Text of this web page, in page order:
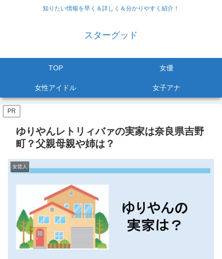
知りたい情報を早く＆詳しく＆分かりやすく紹介！
スターグッド
TOP 女優
女性アイドル 女子アナ
PR
ゆりやんレトリィバァの実家は奈良県吉野
町？父親母親や姉は？
女芸人